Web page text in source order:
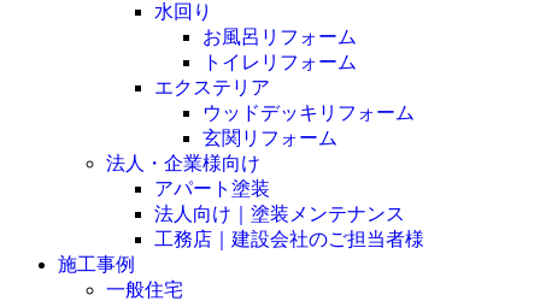
水回り
お風呂リフォーム
トイレリフォーム
エクステリア
ウッドデッキリフォーム
玄関リフォーム
法人・企業様向け
アパート塗装
法人向け｜塗装メンテナンス
工務店｜建設会社のご担当者様
施工事例
一般住宅